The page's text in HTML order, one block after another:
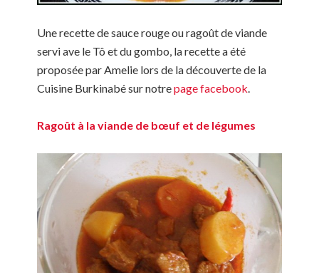
Une recette de sauce rouge ou ragoût de viande
servi ave le Tô et du gombo, la recette a été
proposée par Amelie lors de la découverte de la
Cuisine Burkinabé sur notrepage facebook.
Ragoût à la viande de bœuf et de légumes